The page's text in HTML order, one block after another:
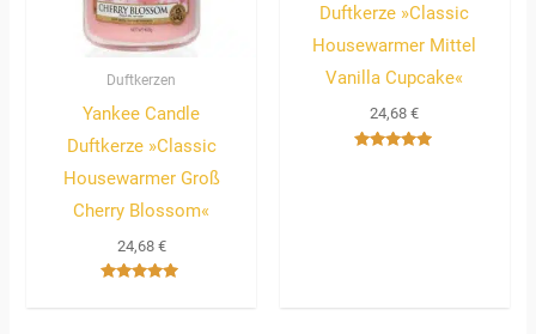
Duftkerzen
Yankee Candle
Duftkerze »Classic
Housewarmer Groß
Cherry Blossom«
24,68 €
Duftkerze »Classic
Housewarmer Mittel
Vanilla Cupcake«
24,68€